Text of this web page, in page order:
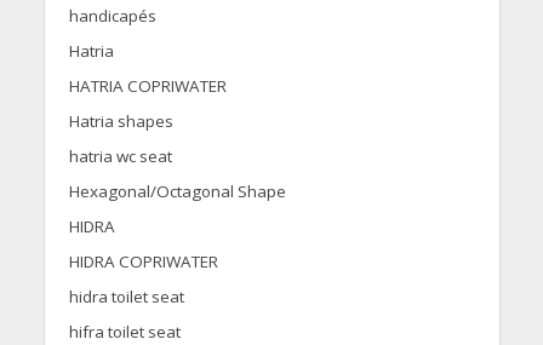
handicapés
Hatria
HATRIA COPRIWATER
Hatria shapes
hatria wc seat
Hexagonal/Octagonal Shape
HIDRA
HIDRA COPRIWATER
hidra toilet seat
hifra toilet seat